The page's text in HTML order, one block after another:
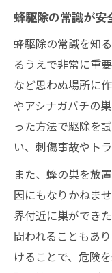
蜂駆除時
誤った蜂
蜂駆除時
蜂駆除の
蜂駆除に取り
蜂駆除の
蜂駆除を
蜂駆除の
蜂駆除の
て
蜂駆除を
再発を防ぐ蜂
蜂駆除の常識が安
蜂駆除の常識を知
るうえで非常に重
など思わぬ場所に
やアシナガバチの
った方法で駆除を
い、刺傷事故やト
また、蜂の巣を放
因にもなりかねま
界付近に巣ができ
問われることもあ
けることで、危険